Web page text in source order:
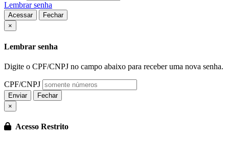
Lembrar senha
Acessar
Fechar
×
Lembrar senha
Digite o CPF/CNPJ no campo abaixo para receber uma nova senha.
CPF/CNPJ
Enviar
Fechar
×
Acesso Restrito